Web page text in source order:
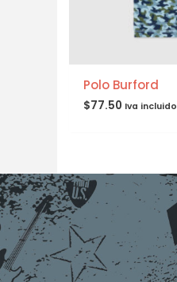
Polo Burford
$77.50 Iva incluido